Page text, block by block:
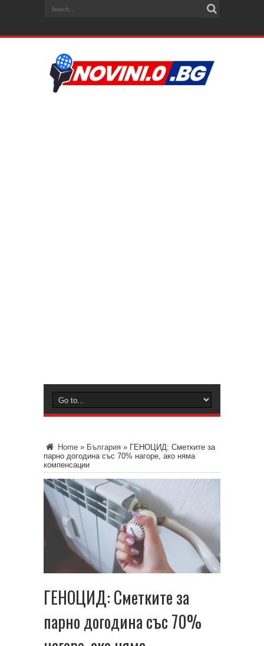
Home » България » ГЕНОЦИД: Сметките за
парно догодина със 70% нагоре, ако няма
компенсации
ГЕНОЦИД: Сметките за
парно догодина със 70%